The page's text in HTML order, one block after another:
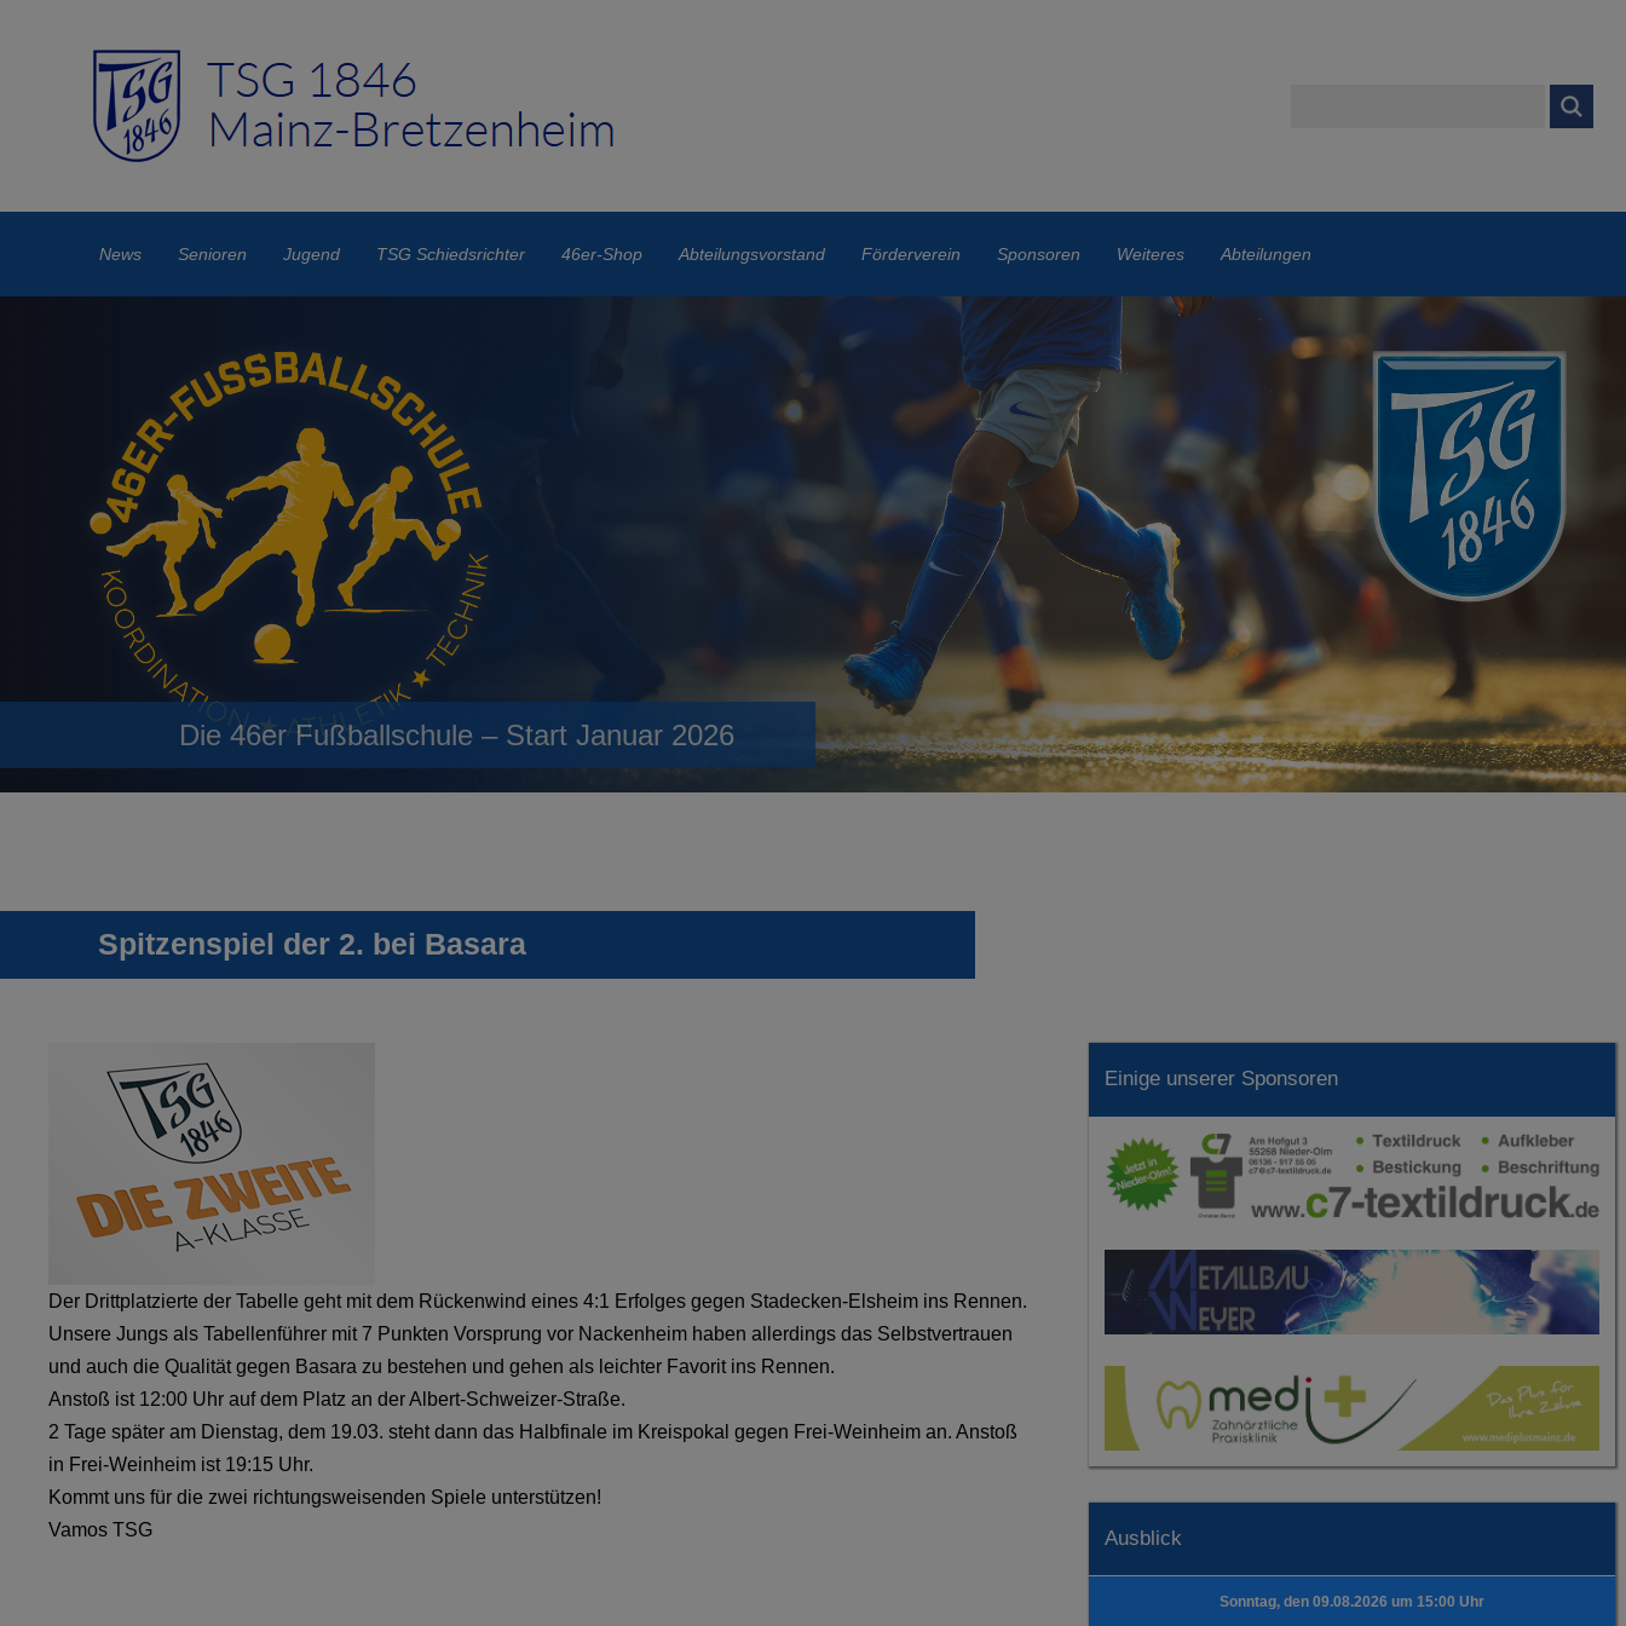
News Senioren Jugend TSG Schiedsrichter 46er-Shop Abteilungsvorstand Förderverein Sponsoren Weiteres Abteilungen
Die 46er Fußballschule – Start Januar 2026
Spitzenspiel der 2. bei Basara
Der Drittplatzierte der Tabelle geht mit dem Rückenwind eines 4:1 Erfolges gegen Stadecken-Elsheim ins Rennen.
Unsere Jungs als Tabellenführer mit 7 Punkten Vorsprung vor Nackenheim haben allerdings das Selbstvertrauen
und auch die Qualität gegen Basara zu bestehen und gehen als leichter Favorit ins Rennen.
Anstoß ist 12:00 Uhr auf dem Platz an der Albert-Schweizer-Straße.
2 Tage später am Dienstag, dem 19.03. steht dann das Halbfinale im Kreispokal gegen Frei-Weinheim an. Anstoß
in Frei-Weinheim ist 19:15 Uhr.
Kommt uns für die zwei richtungsweisenden Spiele unterstützen!
Vamos TSG
Einige unserer Sponsoren
Ausblick
Sonntag, den 09.08.2026 um 15:00 Uhr